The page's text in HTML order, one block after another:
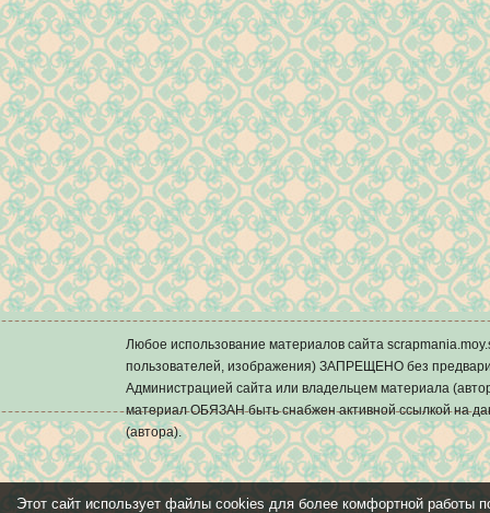
Любое использование материалов сайта
пользователей, изображения) ЗАПРЕЩЕНО без
Администрацией сайта или владельцем материала
материал ОБЯЗАН быть снабжен активной ссылкой на
(автора).
Этот сайт использует файлы cookies для более комфортной работы